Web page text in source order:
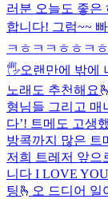
러분 오늘도 좋은
합니다! 그럼~~
ㅋㅎㅋㅋㅎㅎㅋ
🖐오랜만에 밖에
노래도 추천해요🫰
형님들 그리고 매
다’! 트메도 고생
방콕까지 많은 트
저희 트레저 앞으
니다 I LOVE
팅🫰 오 드디어 일